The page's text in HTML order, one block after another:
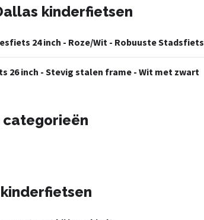
kinderfietsen
24 inch - Roze/Wit - Robuuste Stadsfiets
26 inch - Stevig stalen frame - Wit met zwart